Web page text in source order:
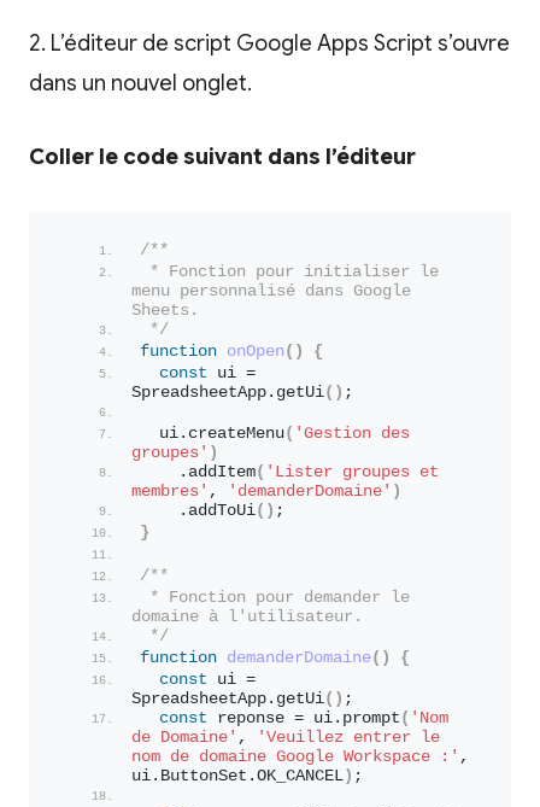
2. L’éditeur de script Google Apps Script s’ouvre
dans un nouvel onglet.
Coller le code suivant dans l’éditeur
/**
* Fonction pour initialiser le
menu personnalisé dans Google
Sheets.
*/
function onOpen ( )
{
const ui =
SpreadsheetApp. getUi( ) ;
  ui.
createMenu( 'Gestion des
groupes' )
    .
addItem( 'Lister groupes et
membres' , 'demanderDomaine' )
    .
addToUi( ) ;
}
/**
* Fonction pour demander le
domaine à l'utilisateur.
*/
function demanderDomaine( )
{
const ui =
SpreadsheetApp. getUi( ) ;
const reponse = ui. prompt ( 'Nom
de Domaine' ,
'Veuillez entrer le
nom de domaine Google Workspace :' ,
ui. ButtonSet . OK_CANCEL ) ;